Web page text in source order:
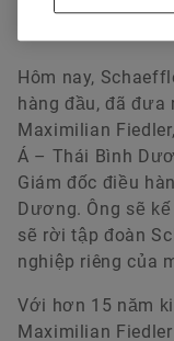
Thái Bình
Hôm nay,
hàng đầu, đã đưa
Maximilian
Á – Thái Bình
Giám đốc điều
Dương. Ông sẽ
sẽ rời tập đoàn
nghiệp riêng của
Với hơn 15 năm
Maximilian